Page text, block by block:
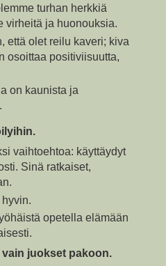
turhan herkkiä
virheitä ja huonouksia.
että olet reilu kaveri; kiva
osoittaa positiviisuutta,
on kaunista ja
vaihtoehtoa: käyttäydyt
Sinä ratkaiset,
opetella elämään
vain juokset pakoon.